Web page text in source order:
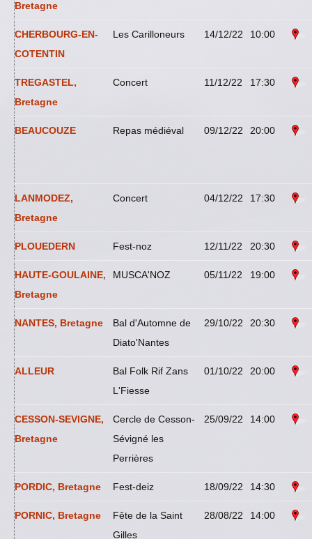
Bretagne
CHERBOURG-EN-
COTENTIN
Les Carilloneurs 14/12/22 10:00
TREGASTEL,
Bretagne
Concert 11/12/22 17:30
BEAUCOUZE Repas médiéval 09/12/22 20:00
LANMODEZ,
Bretagne
Concert 04/12/22 17:30
PLOUEDERN Fest-noz 12/11/22 20:30
HAUTE-GOULAINE,
Bretagne
MUSCA'NOZ 05/11/22 19:00
NANTES, Bretagne
Bal d'Automne de
Diato'Nantes
29/10/22 20:30
ALLEUR
Bal Folk Rif Zans
L'Fiesse
01/10/22 20:00
CESSON-SEVIGNE,
Bretagne
Cercle de Cesson-
Sévigné les
Perrières
25/09/22 14:00
PORDIC, Bretagne Fest-deiz 18/09/22 14:30
PORNIC, Bretagne
Fête de la Saint
Gilles
28/08/22 14:00